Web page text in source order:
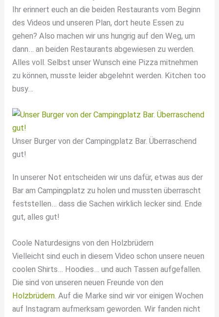
Ihr erinnert euch an die beiden Restaurants vom Beginn
des Videos und unseren Plan, dort heute Essen zu
gehen? Also machen wir uns hungrig auf den Weg, um
dann… an beiden Restaurants abgewiesen zu werden.
Alles voll. Selbst unser Wunsch eine Pizza mitnehmen
zu können, musste leider abgelehnt werden. Kitchen too
busy…
Unser Burger von der Campingplatz Bar. Überraschend
gut!
In unserer Not entscheiden wir uns dafür, etwas aus der
Bar am Campingplatz zu holen und mussten überrascht
feststellen… dass die Sachen wirklich lecker sind. Ende
gut, alles gut!
Coole Naturdesigns von den Holzbrüdern
Vielleicht sind euch in diesem Video schon unsere neuen
coolen Shirts… Hoodies… und auch Tassen aufgefallen.
Die sind von unseren neuen Freunde von den
Holzbrüdern. Auf die Marke sind wir vor einigen Wochen
auf Instagram aufmerksam geworden. Wir fanden nicht